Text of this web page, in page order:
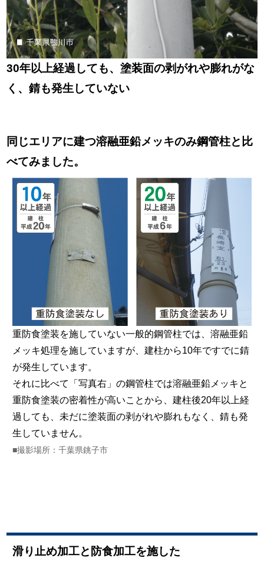
30年以上経過しても、塗装面の剥がれや膨れがな
く、錆も発生していない
同じエリアに建つ溶融亜鉛メッキのみ鋼管柱と比
べてみました。
重防食塗装を施していない一般的鋼管柱では、溶融亜鉛
メッキ処理を施していますが、建柱から10年ですでに錆
が発生しています。
それに比べて「写真右」の鋼管柱では溶融亜鉛メッキと
重防食塗装の密着性が高いことから、建柱後20年以上経
過しても、未だに塗装面の剥がれや膨れもなく、錆も発
生していません。
■撮影場所：千葉県銚子市
滑り止め加工と防食加工を施した